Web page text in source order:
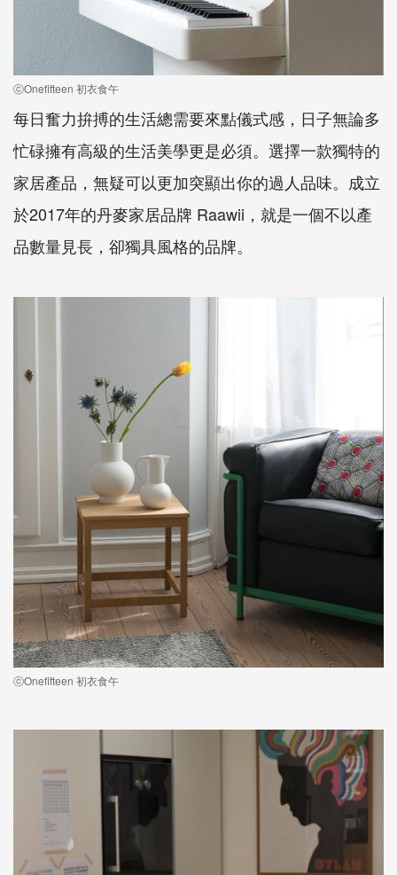
ⓒOnefifteen 初衣食午
每日奮力拚搏的生活總需要來點儀式感，日子無論多
忙碌擁有高級的生活美學更是必須。選擇一款獨特的
家居產品，無疑可以更加突顯出你的過人品味。成立
於2017年的丹麥家居品牌 Raawii，就是一個不以產
品數量見長，卻獨具風格的品牌。
ⓒOnefifteen 初衣食午